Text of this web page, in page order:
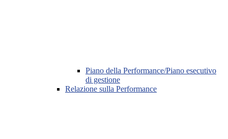
Piano della Performance/Piano esecutivo
di gestione
Relazione sulla Performance